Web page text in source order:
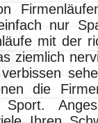
nur
mit der
ziemlich
die